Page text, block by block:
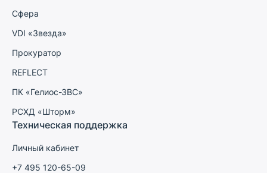
Сфера
VDI «Звезда»
Прокуратор
REFLECT
ПК «Гелиос-ЗВС»
РСХД «Шторм»
Техническая поддержка
Личный кабинет
+7 495 120-65-09